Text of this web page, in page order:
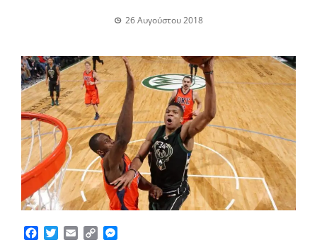
26 Αυγούστου 2018
Facebook
TwitterEmailCopy